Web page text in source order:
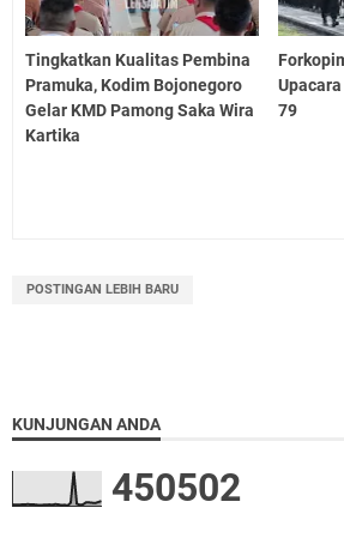
Tingkatkan Kualitas Pembina
Pramuka, Kodim Bojonegoro
Gelar KMD Pamong Saka Wira
Kartika
79
POSTINGAN LEBIH BARU
KUNJUNGAN ANDA
450502